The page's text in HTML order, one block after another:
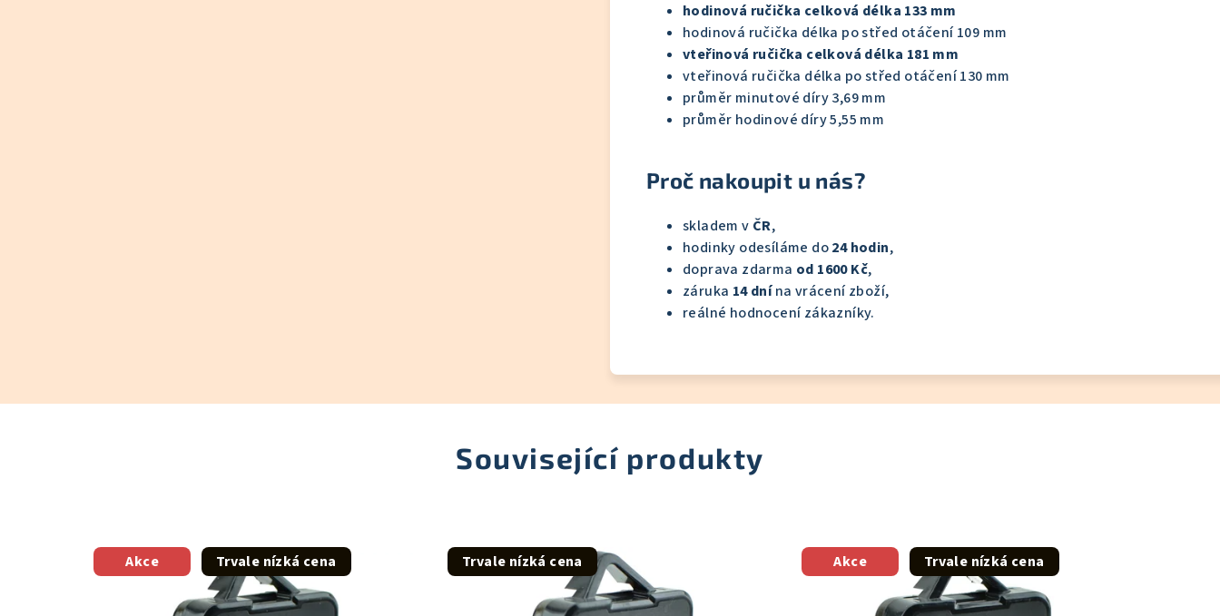
hodinová ručička celková délka 133 mm
hodinová ručička délka po střed otáčení 109 mm
vteřinová ručička celková délka 181 mm
vteřinová ručička délka po střed otáčení 130 mm
průměr minutové díry 3,69 mm
průměr hodinové díry 5,55 mm
Proč nakoupit u nás?
skladem v ČR,
hodinky odesíláme do24 hodin,
doprava zdarma od 1600 Kč,
záruka 14 dnína vrácení zboží,
reálné hodnocení zákazníky.
Související produkty
Akce Trvale nízká cena Trvale nízká cena Akce Trvale nízká cena